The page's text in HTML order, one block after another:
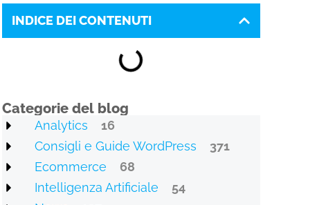
INDICE DEI CONTENUTI
Categorie del blog
Analytics
16
Consigli e Guide WordPress
371
Ecommerce
68
Intelligenza Artificiale
54